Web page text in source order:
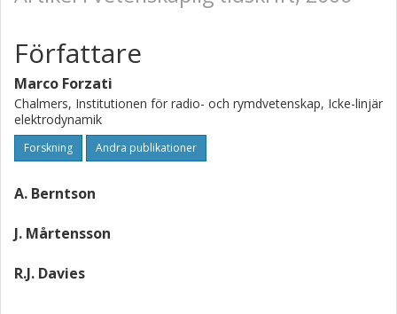
Författare
Marco Forzati
Chalmers, Institutionen för radio- och rymdvetenskap, Icke-linjär
elektrodynamik
Forskning Andra publikationer
A. Berntson
J. Mårtensson
R.J. Davies